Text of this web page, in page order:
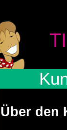
Über den